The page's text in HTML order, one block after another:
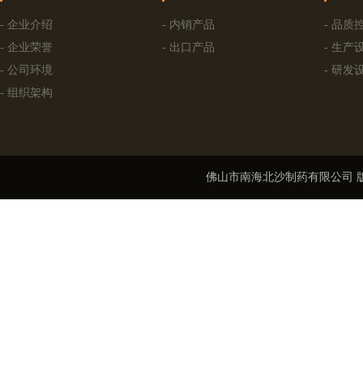
- 企业介绍
- 企业荣誉
- 公司环境
- 组织架构
- 内销产品
- 出口产品
- 品质
- 生产
- 研发
佛山市南海北沙制药有限公司